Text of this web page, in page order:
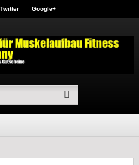
Twitter Google+